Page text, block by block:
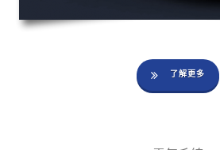
了解更多